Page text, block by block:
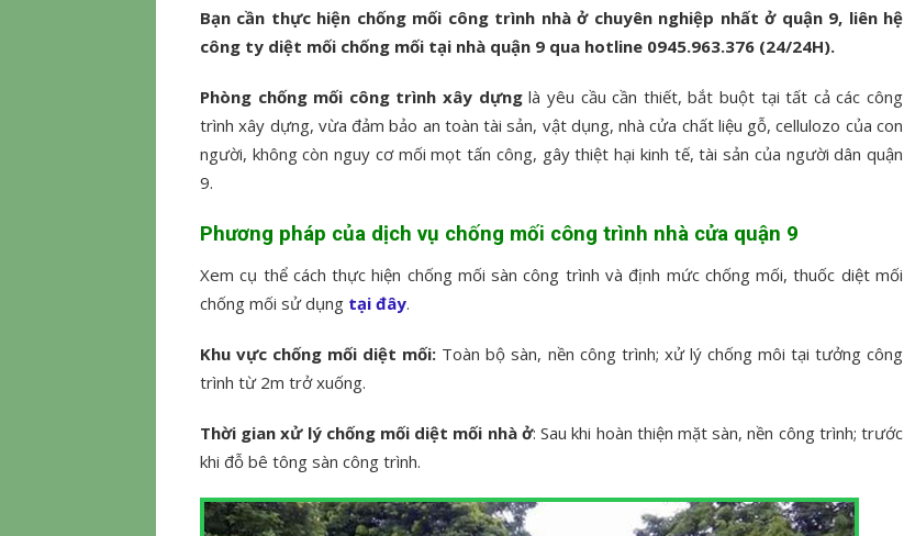
Bạn cần thực hiện chống mối công trình nhà ở chuyên nghiệp nhất ở quận 9, liên hệ
công ty diệt mối chống mối tại nhà quận 9 qua hotline 0945.963.376 (24/24H).
Phòng chống mối công trình xây dựnglà yêu cầu cần thiết, bắt buột tại tất cả các công
trình xây dựng, vừa đảm bảo an toàn tài sản, vật dụng, nhà cửa chất liệu gỗ, cellulozo của con
người, không còn nguy cơ mối mọt tấn công, gây thiệt hại kinh tế, tài sản của người dân quận
9.
Phương pháp của dịch vụ chống mối công trình nhà cửa quận 9
Xem cụ thể cách thực hiện chống mối sàn công trình và định mức chống mối, thuốc diệt mối
chống mối sử dụng tại đây.
Khu vực chống mối diệt mối: Toàn bộ sàn, nền công trình; xử lý chống môi tại tưởng công
trình từ 2m trở xuống.
Thời gian xử lý chống mối diệt mối nhà ở: Sau khi hoàn thiện mặt sàn, nền công trình; trước
khi đỗ bê tông sàn công trình.